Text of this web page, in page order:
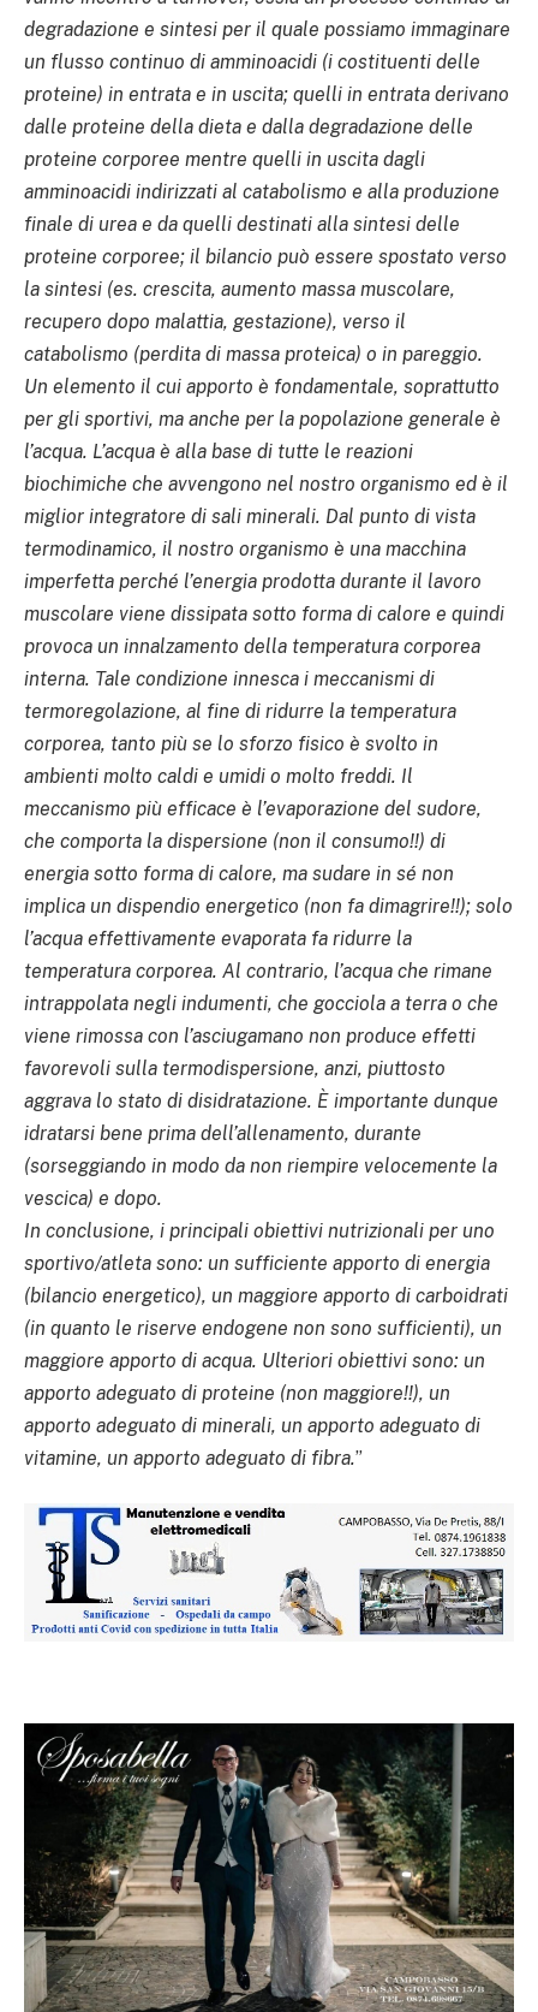
degradazione e sintesi per il quale possiamo immaginare
un flusso continuo di amminoacidi (i costituenti delle
proteine) in entrata e in uscita; quelli in entrata derivano
dalle proteine della dieta e dalla degradazione delle
proteine corporee mentre quelli in uscita dagli
amminoacidi indirizzati al catabolismo e alla produzione
finale di urea e da quelli destinati alla sintesi delle
proteine corporee; il bilancio può essere spostato verso
la sintesi (es. crescita, aumento massa muscolare,
recupero dopo malattia, gestazione), verso il
catabolismo (perdita di massa proteica) o in pareggio.
Un elemento il cui apporto è fondamentale, soprattutto
per gli sportivi, ma anche per la popolazione generale è
l’acqua. L’acqua è alla base di tutte le reazioni
biochimiche che avvengono nel nostro organismo ed è il
miglior integratore di sali minerali. Dal punto di vista
termodinamico, il nostro organismo è una macchina
imperfetta perché l’energia prodotta durante il lavoro
muscolare viene dissipata sotto forma di calore e quindi
provoca un innalzamento della temperatura corporea
interna. Tale condizione innesca i meccanismi di
termoregolazione, al fine di ridurre la temperatura
corporea, tanto più se lo sforzo fisico è svolto in
ambienti molto caldi e umidi o molto freddi. Il
meccanismo più efficace è l’evaporazione del sudore,
che comporta la dispersione (non il consumo!!) di
energia sotto forma di calore, ma sudare in sé non
implica un dispendio energetico (non fa dimagrire!!); solo
l’acqua effettivamente evaporata fa ridurre la
temperatura corporea. Al contrario, l’acqua che rimane
intrappolata negli indumenti, che gocciola a terra o che
viene rimossa con l’asciugamano non produce effetti
favorevoli sulla termodispersione, anzi, piuttosto
aggrava lo stato di disidratazione. È importante dunque
idratarsi bene prima dell’allenamento, durante
(sorseggiando in modo da non riempire velocemente la
vescica) e dopo.
In conclusione, i principali obiettivi nutrizionali per uno
sportivo/atleta sono: un sufficiente apporto di energia
(bilancio energetico), un maggiore apporto di carboidrati
(in quanto le riserve endogene non sono sufficienti), un
maggiore apporto di acqua. Ulteriori obiettivi sono: un
apporto adeguato di proteine (non maggiore!!), un
apporto adeguato di minerali, un apporto adeguato di
vitamine, un apporto adeguato di fibra.”